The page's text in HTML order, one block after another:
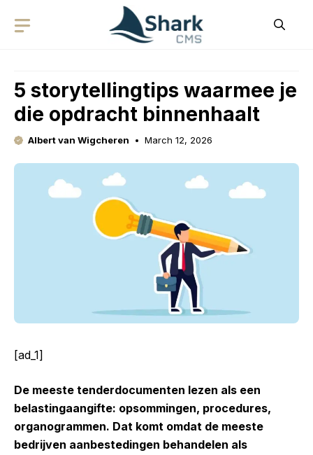
5 storytellingtips waarmee je
die opdracht binnenhaalt
Albert van Wigcheren March 12, 2026
[ad_1]
De meeste tenderdocumenten lezen als een
belastingaangifte: opsommingen, procedures,
organogrammen. Dat komt omdat de meeste
bedrijven aanbestedingen behandelen als